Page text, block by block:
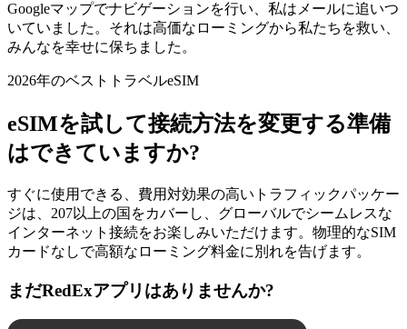
Googleマップでナビゲーションを行い、私はメールに追いつ
いていました。それは高価なローミングから私たちを救い、
みんなを幸せに保ちました。
2026年のベストトラベルeSIM
eSIMを試して接続方法を変更する準備
はできていますか?
すぐに使用できる、費用対効果の高いトラフィックパッケー
ジは、207以上の国をカバーし、グローバルでシームレスな
インターネット接続をお楽しみいただけます。物理的なSIM
カードなしで高額なローミング料金に別れを告げます。
まだRedExアプリはありませんか?